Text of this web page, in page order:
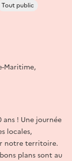
Tout public
Maritime,
ans ! Une journée
locales,
notre territoire.
plans sont au